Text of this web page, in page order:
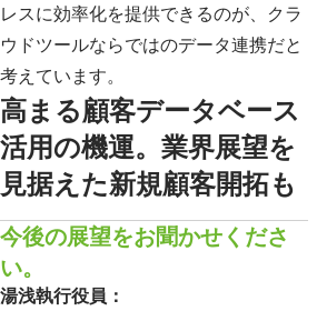
レスに効率化を提供できるのが、クラ
ウドツールならではのデータ連携だと
考えています。
高まる顧客データベース
活用の機運。業界展望を
見据えた新規顧客開拓も
今後の展望をお聞かせくださ
い。
湯浅執行役員：